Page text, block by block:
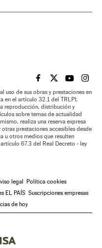
EL PAÍS BRASIL EN
EL PAÍSEL PAÍS
EL
uso de sus obras y prestaciones en
en el artículo 32.1 del TRLPI;
reproducción, distribución y
sobre temas de actualidad
realiza una reserva expresa
prestaciones accesibles desde
u otros medios que resulten
67.3 del Real Decreto - ley
legal
Política cookies
EL PAÍS Suscripciones empresas
de hoy